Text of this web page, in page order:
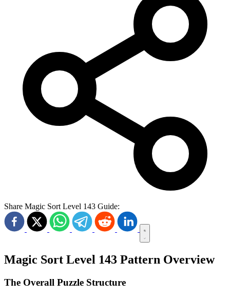
Share Magic Sort Level 143 Guide:
Magic Sort Level 143 Pattern Overview
The Overall Puzzle Structure